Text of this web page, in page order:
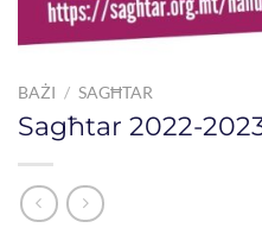
BAŻI / SAGĦTAR
Sagħtar 2022-